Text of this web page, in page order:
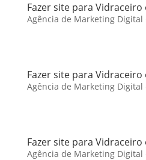
Fazer site para
Agência de Marketing Digital
Fazer site para Vidraceiro
Agência de Marketing Digital
Fazer site para
Agência de Marketing Digital